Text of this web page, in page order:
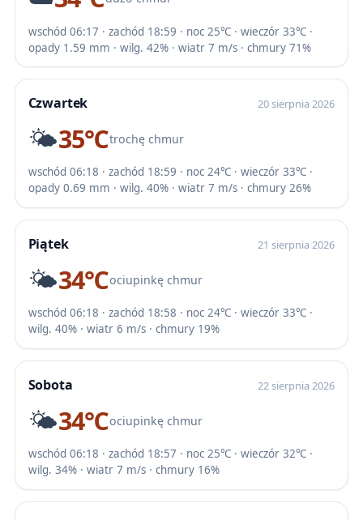
wschód 06:17 · zachód 18:59 · noc 25℃ · wieczór 33℃ ·
opady 1.59 mm · wilg. 42% · wiatr 7 m/s · chmury 71%
Czwartek 20 sierpnia 2026
🌤️35℃trochę chmur
wschód 06:18 · zachód 18:59 · noc 24℃ · wieczór 33℃ ·
opady 0.69 mm · wilg. 40% · wiatr 7 m/s · chmury 26%
Piątek 21 sierpnia 2026
🌤️34℃ociupinkę chmur
wschód 06:18 · zachód 18:58 · noc 24℃ · wieczór 33℃ ·
wilg. 40% · wiatr 6 m/s · chmury 19%
Sobota 22 sierpnia 2026
🌤️34℃ociupinkę chmur
wschód 06:18 · zachód 18:57 · noc 25℃ · wieczór 32℃ ·
wilg. 34% · wiatr 7 m/s · chmury 16%